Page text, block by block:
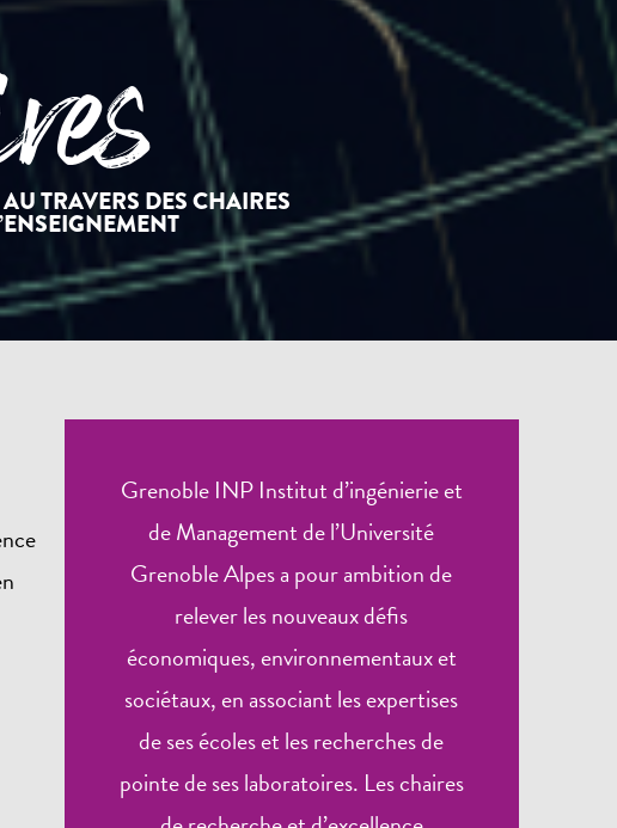
TRAVERS DES CHAIRES
Grenoble INP Institut d’ingénierie et
de Management de l’Université
Grenoble Alpes a pour ambition de
relever les nouveaux défis
économiques, environnementaux et
sociétaux, en associant les expertises
de ses écoles et les recherches de
pointe de ses laboratoires. Les chaires